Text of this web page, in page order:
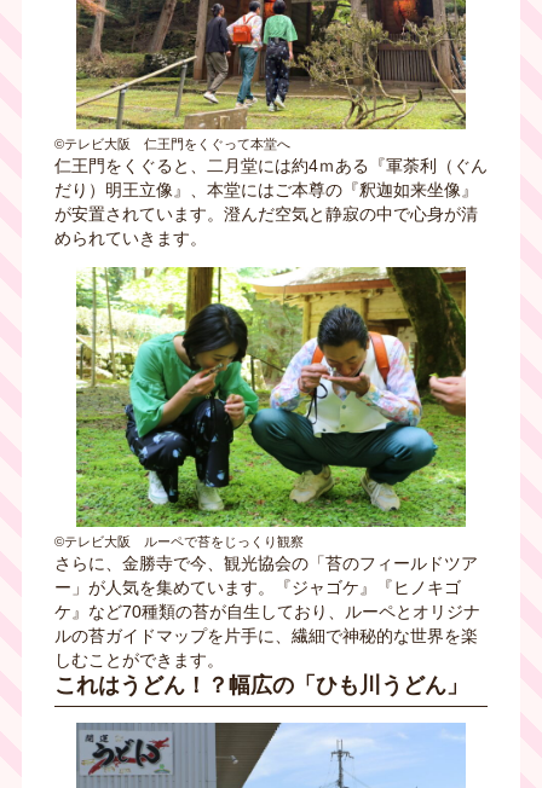
©テレビ大阪 仁王門をくぐって本堂へ
仁王門をくぐると、二月堂には約4ｍある『軍荼利（ぐん
だり）明王立像』、本堂にはご本尊の『釈迦如来坐像』
が安置されています。澄んだ空気と静寂の中で心身が清
められていきます。
©テレビ大阪 ルーペで苔をじっくり観察
さらに、金勝寺で今、観光協会の「苔のフィールドツア
ー」が人気を集めています。『ジャゴケ』『ヒノキゴ
ケ』など70種類の苔が自生しており、ルーペとオリジナ
ルの苔ガイドマップを片手に、繊細で神秘的な世界を楽
しむことができます。
これはうどん！？幅広の「ひも川うどん」